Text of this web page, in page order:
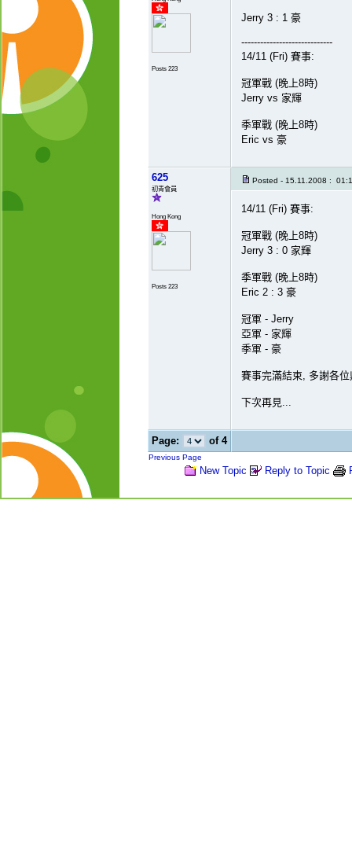
Posts 223
Jerry 3 : 1 豪
-----------------------------
14/11 (Fri) 賽事:
冠軍戰 (晚上8時)
Jerry vs 家輝
季軍戰 (晚上8時)
Eric vs 豪
625
初青會員
Hong Kong
Posts 223
Posted - 15.11.2008 :
14/11 (Fri) 賽事:
冠軍戰 (晚上8時)
Jerry 3 : 0 家輝
季軍戰 (晚上8時)
Eric 2 : 3 豪
冠軍 - Jerry
亞軍 - 家輝
季軍 - 豪
賽事完滿結束, 多謝各
下次再見...
Page: of 4
Previous Page
New Topic Reply to Topic